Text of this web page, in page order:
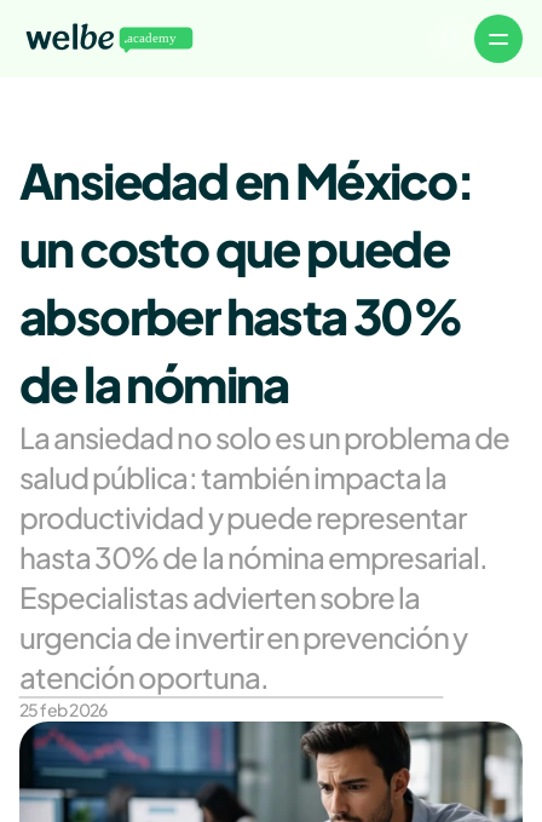
About
Careers
Advertise
Contact
Noticias
Eventos
Descargables
Ansiedad en México:
un costo que puede
absorber hasta 30%
de la nómina
La ansiedad no solo es un problema de
salud pública: también impacta la
productividad y puede representar
hasta 30% de la nómina empresarial.
Especialistas advierten sobre la
urgencia de invertir en prevención y
atención oportuna.
25 feb 2026